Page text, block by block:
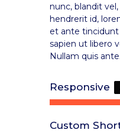
nunc, blandit
hendrerit id,
et ante
sapien ut libero
Nullam quis ante.
Responsive
Custom